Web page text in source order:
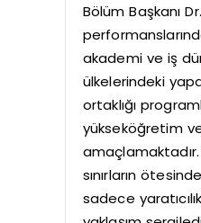
Bölüm Başkanı
akademi ve iş
ülkelerindeki
ortaklığı
yükseköğretim
amaçlamaktadır.
sınırların
sadece